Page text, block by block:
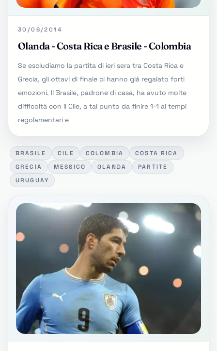
30/06/2014
Olanda - Costa Rica e Brasile - Colombia
Se escludiamo la partita di ieri sera tra Costa Rica e
Grecia, gli ottavi di finale ci hanno già regalato forti
emozioni. Il Brasile, padrone di casa, ha avuto molte
difficoltà con il Cile, a tal punto da finire 1-1 ai tempi
regolamentari e
BRASILE CILE COLOMBIA
COSTA RICA
GRECIA
MESSICO OLANDA
PARTITE
URUGUAY